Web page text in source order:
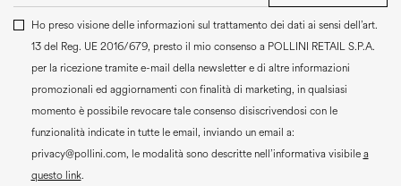
Ho preso visione delle informazioni sul trattamento dei dati ai sensi dell’art.
13 del Reg. UE 2016/679, presto il mio consenso a POLLINI RETAIL S.P.A.
per la ricezione tramite e-mail della newsletter e di altre informazioni
promozionali ed aggiornamenti con finalità di marketing, in qualsiasi
momento è possibile revocare tale consenso disiscrivendosi con le
funzionalità indicate in tutte le email, inviando un email a:
privacy@pollini.com, le modalità sono descritte nell’informativa visibilea
questo link.